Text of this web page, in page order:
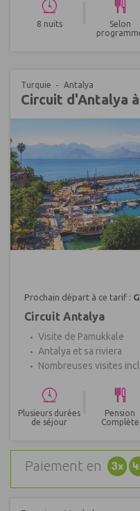
8 nuits
Selon
Turquie Antalya
Circuit d'Antalya
Prochain départ à ce tarif :
Circuit Antalya
Visite de Pamukkale
Antalya et sa riviera
Nombreuses visites
Plusieurs durées
de séjour
Pension
Complète
Paiement en